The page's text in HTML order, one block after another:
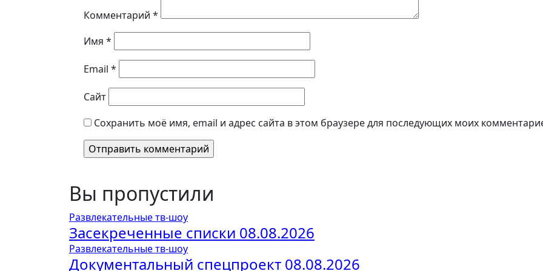
Комментарий *
Имя *
Email *
Сайт
Сохранить моё имя, email и адрес сайта в этом браузере для последующих моих
Вы пропустили
Развлекательные тв-шоу
Засекреченные списки 08.08.2026
Развлекательные тв-шоу
Документальный спецпроект 08.08.2026